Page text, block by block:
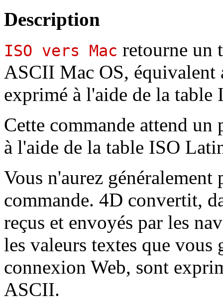
Description
ISO vers Mac retourne un
ASCII Mac OS, équivalent
exprimé à l'aide de la table
Cette commande attend un
à l'aide de la table ISO
Vous n'aurez
commande. 4D convertit,
reçus et envoyés par les
les valeurs textes que vous
connexion Web, sont
ASCII.